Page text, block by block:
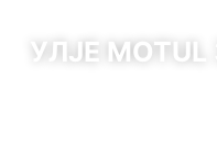
УЛЈЕ